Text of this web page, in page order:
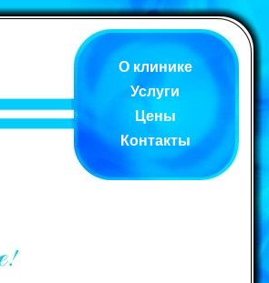
О клинике
Услуги
Цены
Контакты